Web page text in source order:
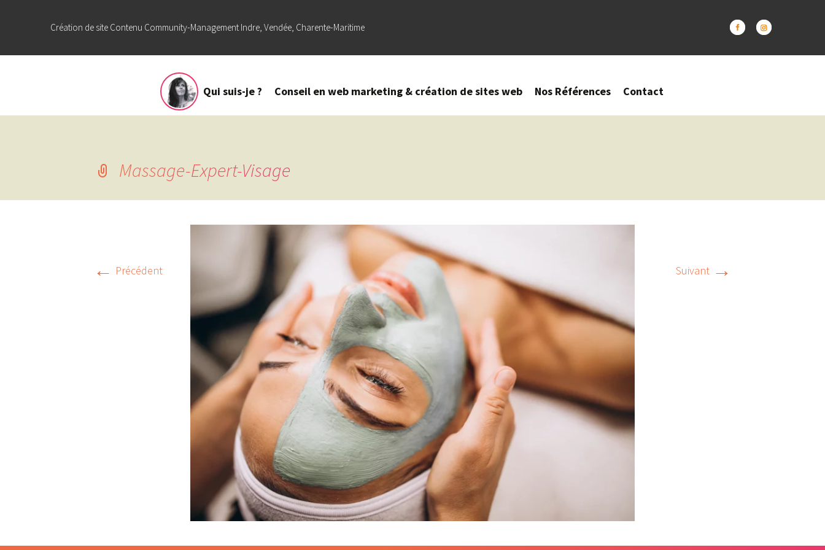
Création de site Contenu Community-Management Indre, Vendée, Charente-Maritime
Qui suis-je ? Conseil en web marketing & création de sites web
web
Référencement
Optimisation
sur Google
Création
de
contenu
web
Animation
réseaux
sociaux –
Community
Management
Shooting
Flying
dress
Nos Références Contact
Massage-Expert-Visage
← Précédent Suivant →